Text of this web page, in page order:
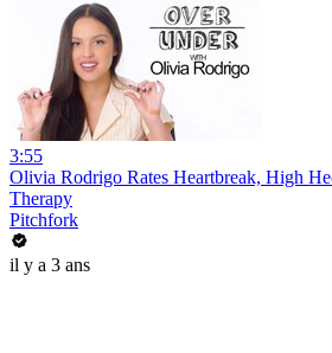
3:55
Olivia Rodrigo Rates Heartbreak, High
Therapy
Pitchfork
il y a 3 ans